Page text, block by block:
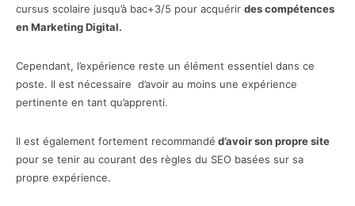
cursus scolaire jusqu’à bac+3/5 pour acquérir des compétences
en Marketing Digital.
Cependant, l’expérience reste un élément essentiel dans ce
poste. Il est nécessaire d’avoir au moins une expérience
pertinente en tant qu’apprenti.
Il est également fortement recommandé d’avoir son propre site
pour se tenir au courant des règles du SEO basées sur sa
propre expérience.